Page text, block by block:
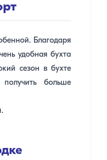
Благодаря
удобная бухта
сезон в бухте
больше